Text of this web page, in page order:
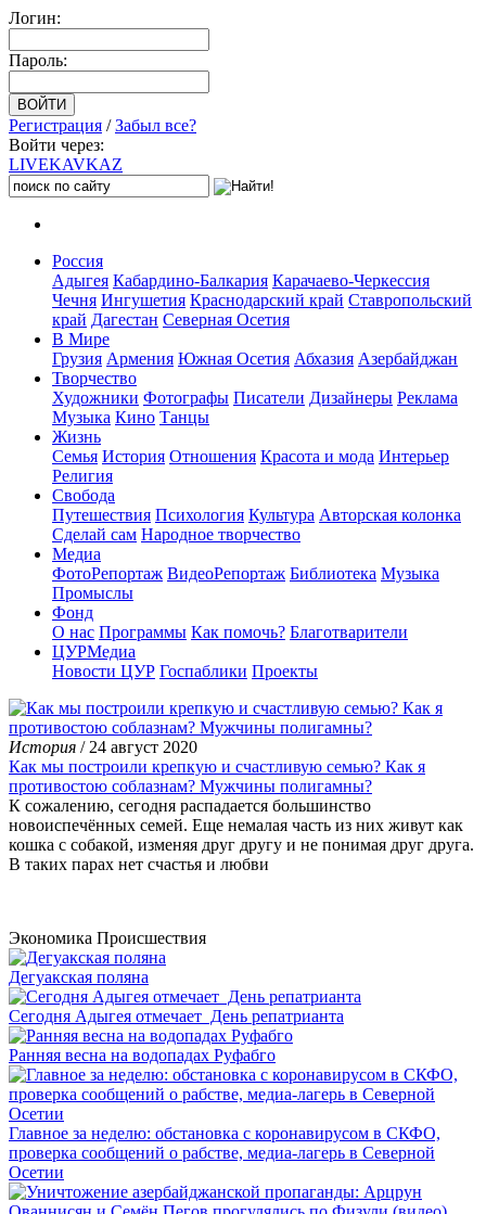
Логин:
Пароль:
Регистрация /Забыл все?
Войти через:
LIVEKAVKAZ
Россия
Адыгея Кабардино-Балкария Карачаево-Черкессия
Чечня Ингушетия Краснодарский край Ставропольский
край Дагестан Северная Осетия
В Мире
Грузия Армения Южная Осетия Абхазия Азербайджан
Творчество
Художники Фотографы Писатели Дизайнеры Реклама
Музыка Кино Танцы
Жизнь
Семья История Отношения Красота и мода Интерьер
Религия
Свобода
Путешествия Психология Культура Авторская колонка
Сделай сам Народное творчество
Медиа
ФотоРепортаж ВидеоРепортаж Библиотека Музыка
Промыслы
Фонд
О нас Программы Как помочь? Благотварители
ЦУРМедиа
Новости ЦУР Госпаблики Проекты
История / 24 август 2020
Как мы построили крепкую и счастливую семью? Как я
противостою соблазнам? Мужчины полигамны?
К сожалению, сегодня распадается большинство
новоиспечённых семей. Еще немалая часть из них живут как
кошка с собакой, изменяя друг другу и не понимая друг друга.
В таких парах нет счастья и любви
Экономика Происшествия
Дегуакская поляна
Сегодня Адыгея отмечает День репатрианта
Ранняя весна на водопадах Руфабго
Главное за неделю: обстановка с коронавирусом в СКФО,
проверка сообщений о рабстве, медиа-лагерь в Северной
Осетии